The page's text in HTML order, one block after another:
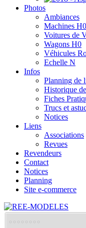
Photos
Ambiances
Machines H0
Voitures de
Wagons H0
Véhicules
Echelle N
Infos
Planning de
Historique
Fiches
Trucs et
Notices
Liens
Associations
Revues
Revendeurs
Contact
Notices
Planning
Site e-commerce